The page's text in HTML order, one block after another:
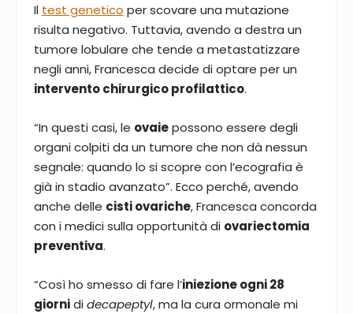
Il test genetico per scovare una mutazione
risulta negativo. Tuttavia, avendo a destra un
tumore lobulare che tende a metastatizzare
negli anni, Francesca decide di optare per un
intervento chirurgico profilattico.
“In questi casi, le ovaiepossono essere degli
organi colpiti da un tumore che non dà nessun
segnale: quando lo si scopre con l’ecografia è
già in stadio avanzato”. Ecco perché, avendo
anche delle cisti ovariche, Francesca concorda
con i medici sulla opportunità di ovariectomia
preventiva.
“Così ho smesso di fare l’iniezione ogni 28
giornididecapeptyl, ma la cura ormonale mi